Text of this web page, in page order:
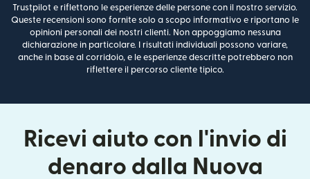
Trustpilot e riflettono le esperienze delle persone con il nostro servizio.
Queste recensioni sono fornite solo a scopo informativo e riportano le
opinioni personali dei nostri clienti. Non appoggiamo nessuna
dichiarazione in particolare. I risultati individuali possono variare,
anche in base al corridoio, e le esperienze descritte potrebbero non
riflettere il percorso cliente tipico.
Ricevi aiuto con l'invio di
denaro dalla Nuova